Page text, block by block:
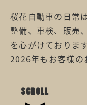
桜花自動車の日常
整備、車検、販売
を心がけております
2026年もお客様の
SCROLL